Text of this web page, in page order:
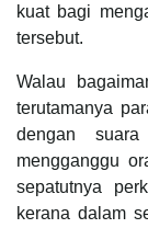
kuat bagi
tersebut.
Walau
terutamanya
dengan
mengganggu
sepatutnya
kerana dalam